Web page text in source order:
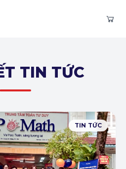
TIN TỨC
TIN TỨC